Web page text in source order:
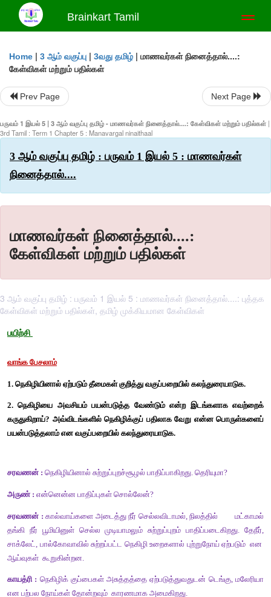
Brainkart Tamil
Home | 3 ஆம் வகுப்பு | 3வது தமிழ் | மாணவர்கள் நினைத்தால்....:
கேள்விகள் மற்றும் பதில்கள்
Prev Page Next Page
பருவம் 1 இயல் 5 | 3 ஆம் வகுப்பு தமிழ் - மாணவர்கள் நினைத்தால்....: கேள்விகள் மற்றும் பதில்கள் |
3rd Tamil : Term 1 Chapter 5 : Manavargal ninaithaal
3 ஆம் வகுப்பு தமிழ் : பருவம் 1 இயல் 5 : மாணவர்கள்
நினைத்தால்....
மாணவர்கள் நினைத்தால்....:
கேள்விகள் மற்றும் பதில்கள்
3 ஆம் வகுப்பு தமிழ் : பருவம் 1 இயல் 5 : மாணவர்கள் நினைத்தால்....: புத்தக
கேள்விகள் மற்றும் பதில்கள், தமிழ் முக்கியமான கேள்விகள்
பயிற்சி
1. நெகிழியினால் ஏற்படும் தீமைகள் குறித்து வகுப்பறையில்
கருதுகிறாய்? அவ்விடங்களில் நெகிழிக்குப் பதிலாக வேறு
பயன்படுத்தலாம் என வகுப்பறையில் கலந்துரையாடுக.
சரவணன் : நெகிழியினால் சுற்றுப்புறச்சூழல் பாதிப்பாகிறது.